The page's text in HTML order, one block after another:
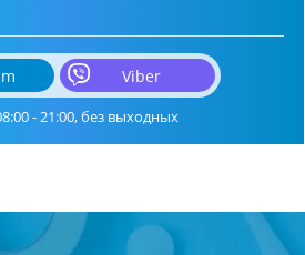
Viber
- 21:00, без выходных